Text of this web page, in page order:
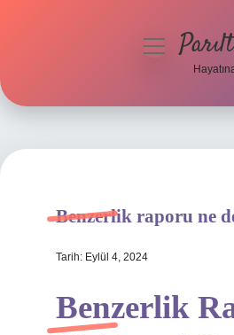
Hakkımızda
menüyü
Benzerlik raporu ne
Tarih: Eylül 4, 2024
Benzerlik